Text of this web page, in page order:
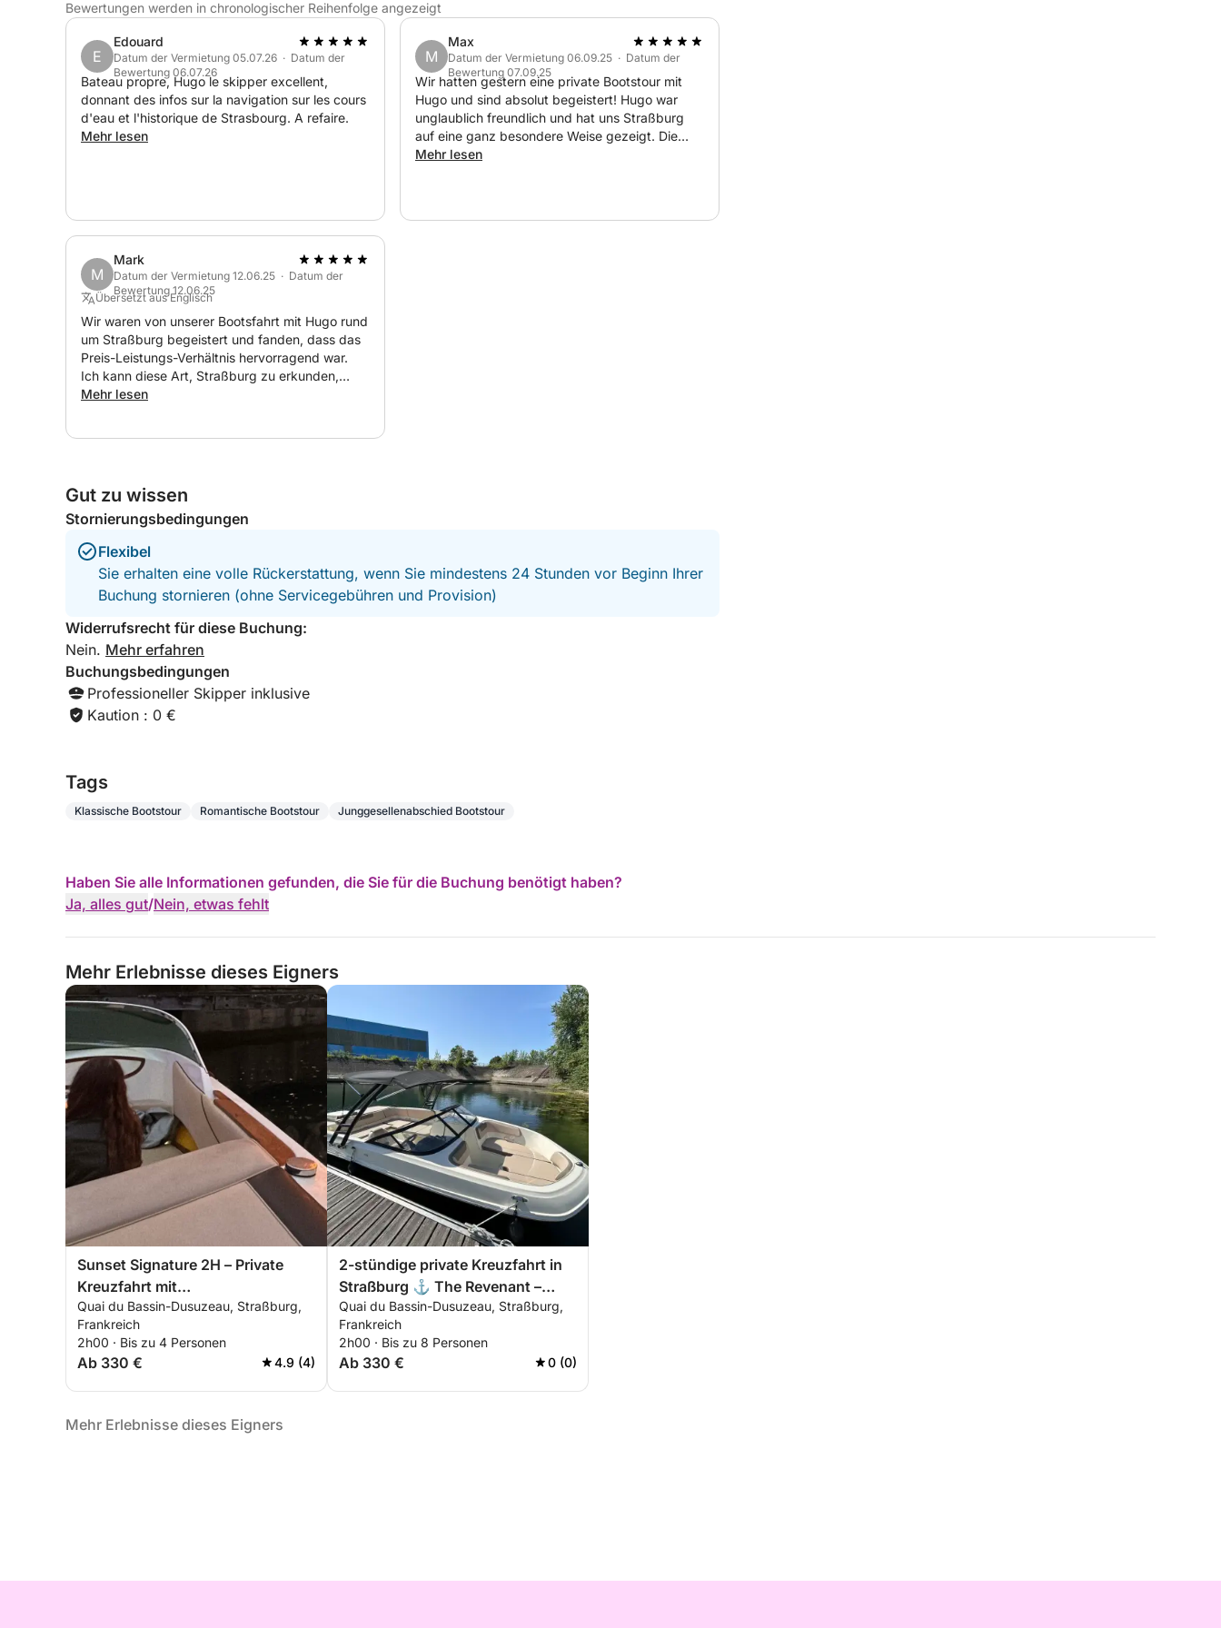
Bewertungen werden in chronologischer Reihenfolge angezeigt
E
Edouard
Datum der Vermietung 05.07.26 · Datum der
Bewertung 06.07.26
Bateau propre, Hugo le skipper excellent,
donnant des infos sur la navigation sur les cours
d'eau et l'historique de Strasbourg. A refaire.
Mehr lesen
M
Max
Datum der Vermietung 06.09.25 · Datum der
Bewertung 07.09.25
Wir hatten gestern eine private Bootstour mit
Hugo und sind absolut begeistert! Hugo war
unglaublich freundlich und hat uns Straßburg
auf eine ganz besondere Weise gezeigt. Die
Fahrt war pünktlich, das Boot ist wunderschön
Mehr lesen
M
Mark
Datum der Vermietung 12.06.25 · Datum der
Bewertung 12.06.25
Übersetzt aus Englisch
Wir waren von unserer Bootsfahrt mit Hugo rund
um Straßburg begeistert und fanden, dass das
Preis-Leistungs-Verhältnis hervorragend war.
Ich kann diese Art, Straßburg zu erkunden,
uneingeschränkt empfehlen, anstatt auf einem
auch Fotos von uns zu machen.
Mehr lesen
Gut zu wissen
Stornierungsbedingungen
Flexibel
Sie erhalten eine volle Rückerstattung, wenn Sie mindestens 24 Stunden vor Beginn Ihrer
Buchung stornieren (ohne Servicegebühren und Provision)
Widerrufsrecht für diese Buchung:
Nein. Mehr erfahren
Buchungsbedingungen
Professioneller Skipper inklusive
Kaution : 0 €
Tags
Klassische Bootstour Romantische Bootstour Junggesellenabschied Bootstour
Haben Sie alle Informationen gefunden, die Sie für die Buchung benötigt haben?
Ja, alles gut/Nein, etwas fehlt
Mehr Erlebnisse dieses Eigners
Sunset Signature 2H – Private
Kreuzfahrt mit
Sonnenuntergangsaperitif &
Fotos (Picasso)
Quai du Bassin-Dusuzeau, Straßburg,
Frankreich
2h00 · Bis zu 4 Personen
Ab 330 € 4.9 (4)
2-stündige private Kreuzfahrt in
Straßburg ⚓ The Revenant –
Premium-Erlebnis mit Skipper
Quai du Bassin-Dusuzeau, Straßburg,
Frankreich
2h00 · Bis zu 8 Personen
Ab 330 € 0 (0)
Mehr Erlebnisse dieses Eigners